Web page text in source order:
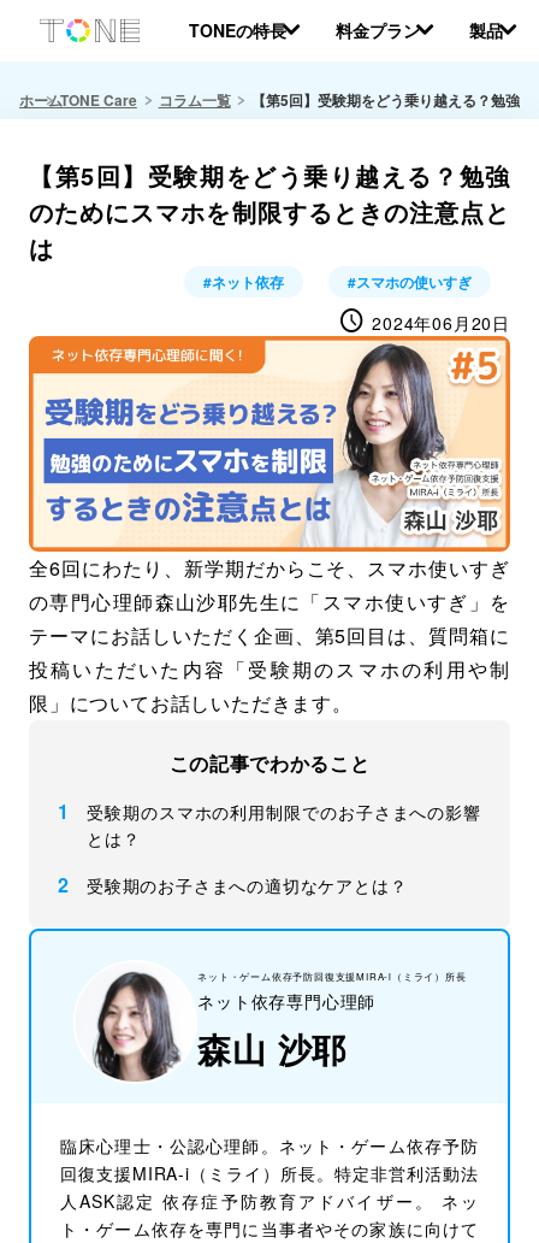
文
移
動
TONEの特長 料金プラン 製品
ホームTONE Care コラム一覧 【第5回】受験期をどう乗り越える？勉強
【第5回】受験期をどう乗り越える？勉強
のためにスマホを制限するときの注意点と
は
#ネット依存 #スマホの使いすぎ
schedule 2024年06月20日
全6回にわたり、新学期だからこそ、スマホ使いすぎ
の専門心理師森山沙耶先生に「スマホ使いすぎ」を
テーマにお話しいただく企画、第5回目は、質問箱に
投稿いただいた内容「受験期のスマホの利用や制
限」についてお話しいただきます。
この記事でわかること
受験期のスマホの利用制限でのお子さまへの影響
とは？
受験期のお子さまへの適切なケアとは？
ネット・ゲーム依存予防回復支援MIRA-i（ミライ）所長
ネット依存専門心理師
森山 沙耶
臨床心理士・公認心理師。ネット・ゲーム依存予防
回復支援MIRA-i（ミライ）所長。特定非営利活動法
人ASK認定 依存症予防教育アドバイザー。 ネッ
ト・ゲーム依存を専門に当事者やその家族に向けて